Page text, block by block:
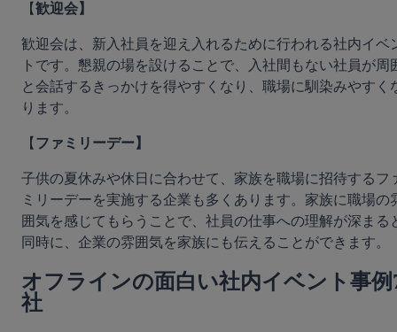
【歓迎会】
歓迎会は、新入社員を迎え入れるために行われる社内イベ
トです。懇親の場を設けることで、入社間もない社員が周
と会話するきっかけを得やすくなり、職場に馴染みやすく
ります。
【 ファミリーデー】
子供の夏休みや休日に合わせて、家族を職場に招待するフ
ミリーデーを実施する企業も多くあります。家族に職場の
囲気を感じてもらうことで、社員の仕事への理解が深まる
同時に、企業の雰囲気を家族にも伝えることができます。
オフラインの面白い社内イベント事例
社